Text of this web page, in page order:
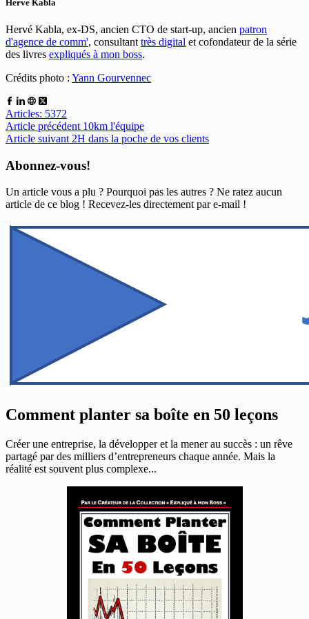
Herve Kabla
Hervé Kabla, ex-DS, ancien CTO de start-up, ancien patron
d'agence de comm', consultant très digital et cofondateur de la série
des livres expliqués à mon boss.
Crédits photo : Yann Gourvennec
Articles: 5372
Article précédent 10km l'équipe
Article suivant 2H dans la poche de vos clients
Abonnez-vous!
Un article vous a plu ? Pourquoi pas les autres ? Ne ratez aucun
article de ce blog ! Recevez-les directement par e-mail !
Comment planter sa boîte en 50 leçons
Créer une entreprise, la développer et la mener au succès : un rêve
partagé par des milliers d’entrepreneurs chaque année. Mais la
réalité est souvent plus complexe...